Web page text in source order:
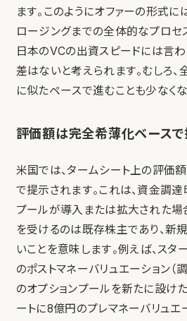
ます。このようにオファーの形式に
ロージングまでの全体的なプロセ
日本のVCの出資スピードには言
差はないと考えられます。むしろ
に似たペースで進むことも少なくな
評価額は完全希薄化ベースで
米国では、タームシート上の評価
で提示されます。これは、資金調達
プールが導入または拡大された場
を受けるのは既存株主であり、新
いことを意味します。例えば、ス
のポストマネーバリュエーション
のオプションプールを新たに設け
ートに8億円のプレマネーバリュエ